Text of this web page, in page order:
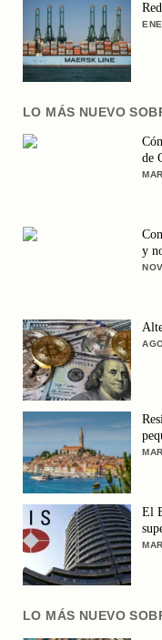
LO MÁS NUEVO
de
y
El
LO MÁS NUEVO